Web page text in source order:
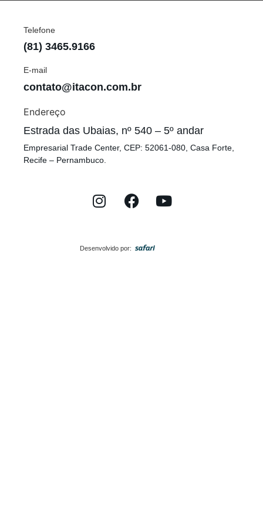
Telefone
(81) 3465.9166
E-mail
contato@itacon.com.br
Endereço
Estrada das Ubaias, nº 540 – 5º andar
Empresarial Trade Center, CEP: 52061-080, Casa Forte,
Recife – Pernambuco.
Desenvolvido por: